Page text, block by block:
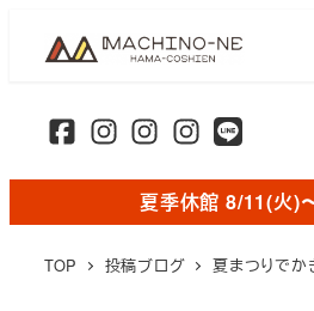
ン
夏季休館 8/11(火)
TOP 投稿ブログ 夏まつりでか